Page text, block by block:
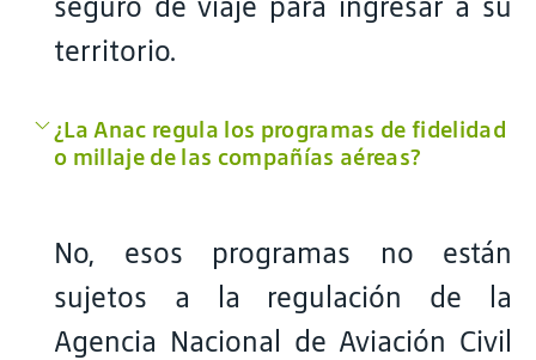
territorio.
¿La Anac regula los programas de fidelidad
o millaje de las compañías aéreas?
No, esos programas no están
sujetos a la regulación de la
Agencia Nacional de Aviación Civil